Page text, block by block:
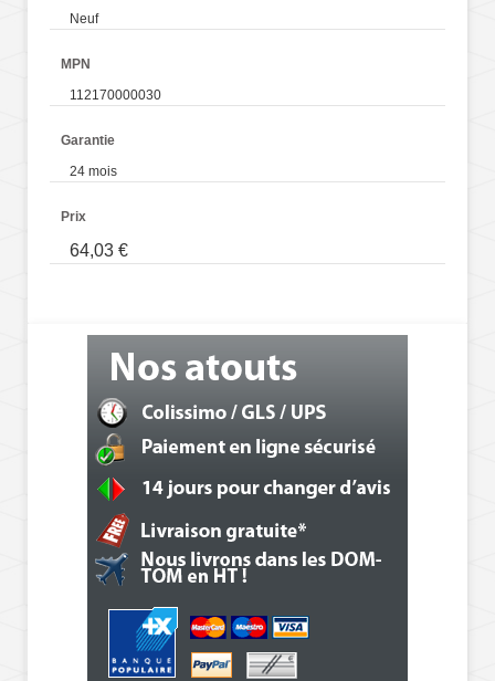
Neuf
MPN
112170000030
Garantie
24 mois
Prix
64,03 €